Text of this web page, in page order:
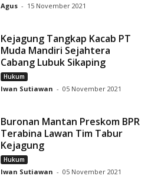
Agus - 15 November 2021
Kejagung Tangkap Kacab PT
Muda Mandiri Sejahtera
Cabang Lubuk Sikaping
Hukum
Iwan Sutiawan - 05 November 2021
Buronan Mantan Preskom BPR
Terabina Lawan Tim Tabur
Kejagung
Hukum
Iwan Sutiawan - 05 November 2021